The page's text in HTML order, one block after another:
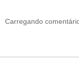
Carregando